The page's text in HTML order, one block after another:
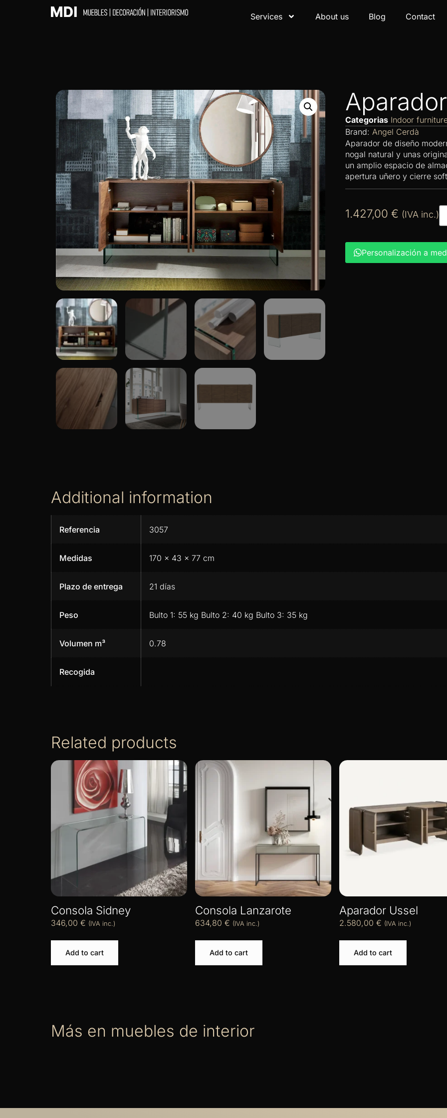
Services About us Blog Contact
Categorias Indoor
Brand: Angel Cerdà
Aparador de diseño
nogal natural y unas
un amplio espacio de
apertura uñero y cierre
1.427,00 € (IVA inc.)
Personalización a
Additional information
Referencia 3057
Medidas 170 x 43 x 77 cm
Plazo de entrega 21 días
Peso Bulto 1: 55 kg Bulto 2: 40 kg Bulto 3: 35 kg
Volumen m³ 0.78
Recogida
Related products
Consola Sidney
346,00 € (IVA inc.)
Add to cart
Consola Lanzarote
634,80 € (IVA inc.)
Add to cart
Aparador Ussel
2.580,00 € (IVA inc.)
Add to cart
Más en muebles de interior